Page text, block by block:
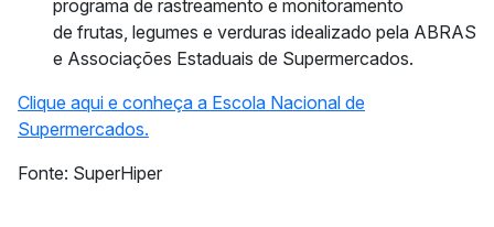
programa de rastreamento e monitoramento
de frutas, legumes e verduras idealizado pela ABRAS
e Associações Estaduais de Supermercados.
Clique aqui e conheça a Escola Nacional de
Supermercados.
Fonte: SuperHiper